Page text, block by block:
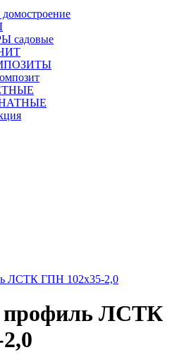
садовые
ЛСТК ГПН 102x35-2,0
профиль ЛСТК